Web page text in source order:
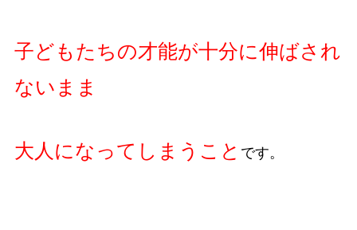
子どもたちの才能が十分に伸ばされ
ないまま
大人になってしまうこと です。